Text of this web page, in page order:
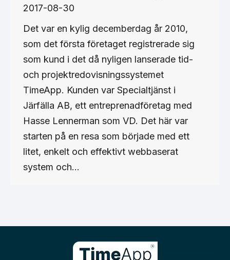
2017-08-30
Det var en kylig decemberdag år 2010,
som det första företaget registrerade sig
som kund i det då nyligen lanserade tid-
och projektredovisningssystemet
TimeApp. Kunden var Specialtjänst i
Järfälla AB, ett entreprenadföretag med
Hasse Lennerman som VD. Det här var
starten på en resa som började med ett
litet, enkelt och effektivt webbaserat
system och…